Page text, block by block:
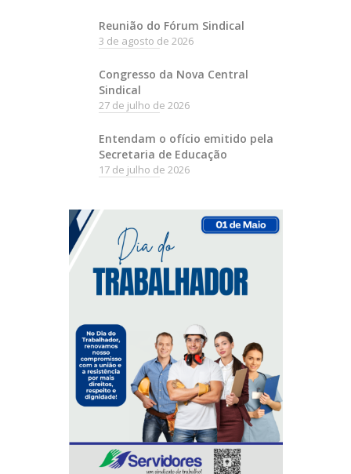
Reunião do Fórum Sindical
3 de agosto de 2026
Congresso da Nova Central
Sindical
27 de julho de 2026
Entendam o ofício emitido pela
Secretaria de Educação
17 de julho de 2026